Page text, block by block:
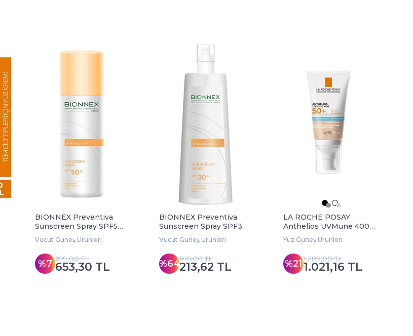
BIONNEX Preventiva
Sunscreen Spray SPF50+
150 ml
Vücut Güneş Ürünleri
%7 653,30 TL
699,00 TL
BIONNEX Preventiva
Sunscreen Spray SPF30+
200 ml
Vücut Güneş Ürünleri
%64213,62 TL
599,00 TL
LA ROCHE POSAY
Anthelios UVMune 400
Hydrating Cream Tinted
SPF50+ 50 ml
Yüz Güneş Ürünleri
%211.021,16 TL
1.289,00 TL